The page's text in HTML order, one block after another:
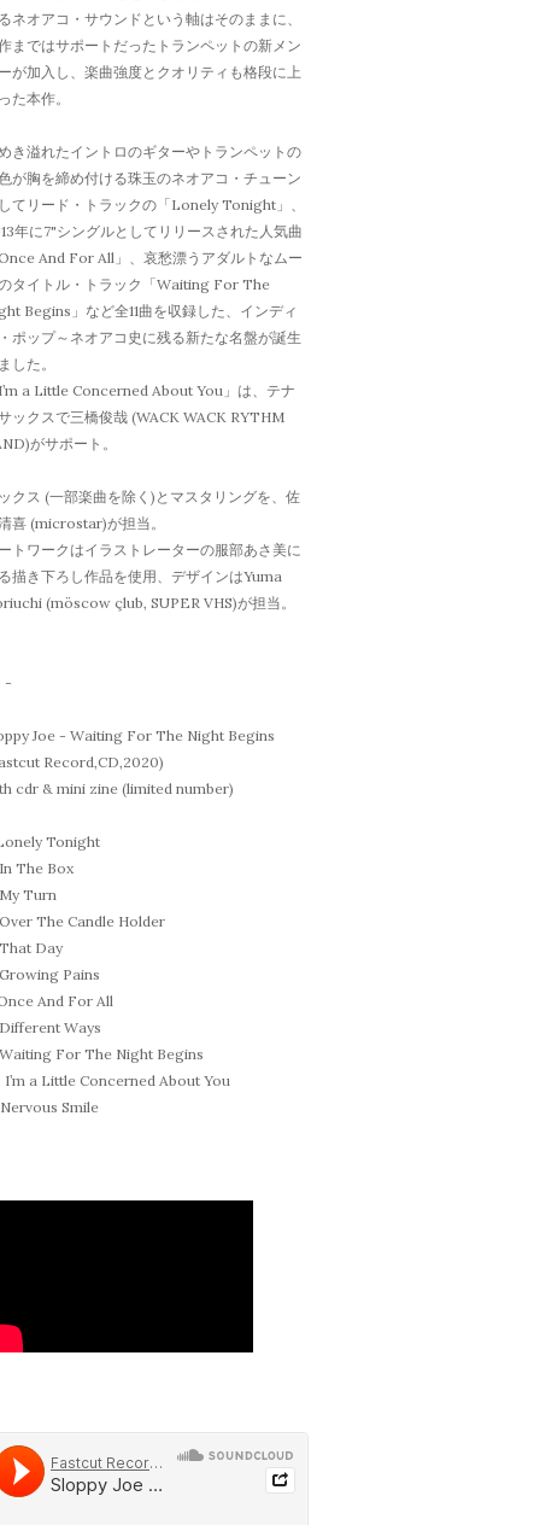
ネオアコ・サウンドという軸はそのままに、
まではサポートだったトランペットの新メン
が加入し、楽曲強度とクオリティも格段に上
た本作。
き溢れたイントロのギターやトランペットの
が胸を締め付ける珠玉のネオアコ・チューン
てリード・トラックの「Lonely Tonight」、
年に7"シングルとしてリリースされた人気曲
Once And For All」、哀愁漂うアダルトなムー
タイトル・トラック「Waiting For The
Begins」など全11曲を収録した、インディ
ポップ～ネオアコ史に残る新たな名盤が誕生
した。
I’m a Little Concerned About You」は、テナ
ックスで三橋俊哉 (WACK WACK RYTHM
がサポート。
クス (一部楽曲を除く)とマスタリングを、佐
喜 (microstar)が担当。
トワークはイラストレーターの服部あさ美に
描き下ろし作品を使用、デザインはYuma
(möscow çlub, SUPER VHS)が担当。
-
Joe - Waiting For The Night Begins
Record,CD,2020)
cdr & mini zine (limited number)
Tonight
The Box
Turn
The Candle Holder
Day
Pains
And For All
Ways
For The Night Begins
I’m a Little Concerned About You
Nervous Smile